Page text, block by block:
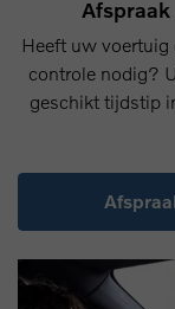
Heeft uw
controle nodig?
geschikt tijdstip